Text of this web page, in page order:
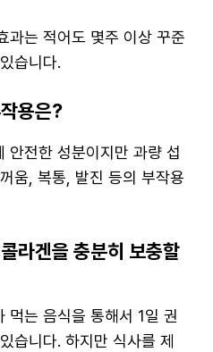
과는 적어도 몇주 이상 꾸준
습니다.
용은?
안전한 성분이지만 과량 섭
움, 복통, 발진 등의 부작용
라겐을 충분히 보충할
먹는 음식을 통해서 1일 권
습니다. 하지만 식사를 제